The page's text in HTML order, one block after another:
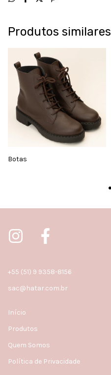
Produtos similares
Botas
+55 (51) 9 9358-8156
sac@hatar.com.br
Início
Produtos
Quem Somos
Política de Privacidade